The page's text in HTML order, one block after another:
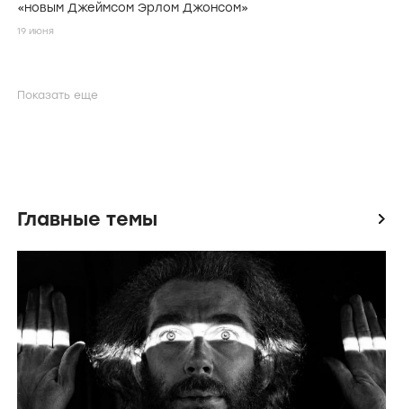
«новым Джеймсом Эрлом Джонсом»
19 июня
Показать еще
Главные темы icon